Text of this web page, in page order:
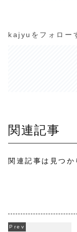
kajyuをフォロー
関連記事
関連記事は見つか